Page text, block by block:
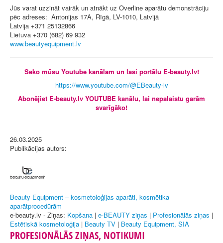
Jūs varat uzzināt vairāk un atnākt uz Overline aparātu demonstrāciju
pēc adreses: Antonijas 17A, Rīgā, LV-1010, Latvijā
Latvija +371 25132866
Lietuva +370 (682) 69 932
www.beautyequipment.lv
Seko mūsu Youtube kanālam un lasi portālu E-beauty.lv!
https://www.youtube.com/@EBeauty-lv
Abonējiet E-beauty.lv YOUTUBE kanālu, lai nepalaistu garām
svarīgāko!
26.03.2025
Publikācijas autors:
Beauty Equipment – kosmetoloģijas aparāti, kosmētika
aparātprocedūrām
e-beauty.lv - Ziņas: Kopšana | e-BEAUTY ziņas | Profesionālās ziņas |
Estētiskā kosmetoloģija | Beauty TV | Beauty Equipment, SIA
PROFESIONĀLĀS ZIŅAS, NOTIKUMI